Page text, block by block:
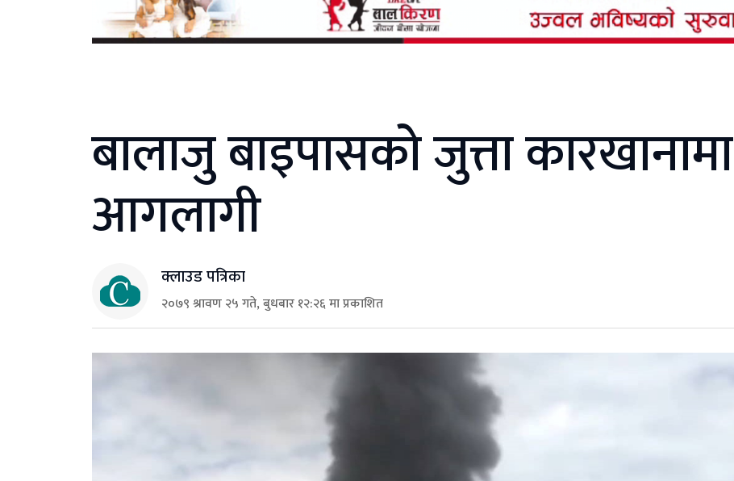
बालाजु बाइपासको जुत्ता कारखानामा
आगलागी
क्लाउड पत्रिका
२०७९ श्रावण २५ गते, बुधबार १२:२६ मा प्रकाशित